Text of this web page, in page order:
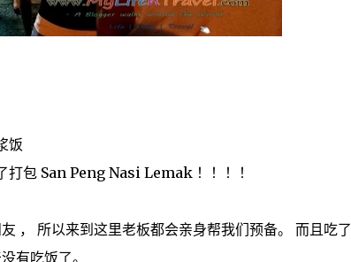
饭
打包 San Peng Nasi Lemak ！！！！
， 所以来到这里老板都会亲身帮我们预备。 而且吃了
有吃饭了。